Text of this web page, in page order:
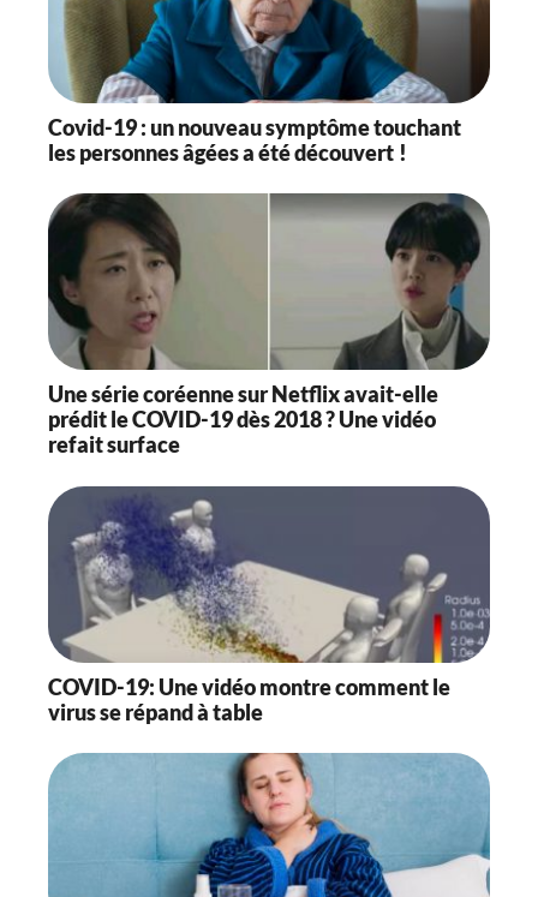
Covid-19 : un nouveau symptôme touchant
les personnes âgées a été découvert !
Une série coréenne sur Netflix avait-elle
prédit le COVID-19 dès 2018 ? Une vidéo
refait surface
COVID-19: Une vidéo montre comment le
virus se répand à table